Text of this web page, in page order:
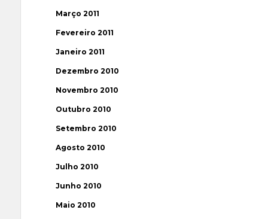
Março 2011
Fevereiro 2011
Janeiro 2011
Dezembro 2010
Novembro 2010
Outubro 2010
Setembro 2010
Agosto 2010
Julho 2010
Junho 2010
Maio 2010